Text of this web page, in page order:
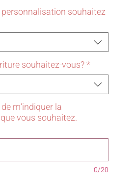
personnalisation souhaitez
souhaitez-vous?*
m’indiquer la
vous souhaitez.
0/20